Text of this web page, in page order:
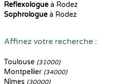
Reflexologue à Rodez
Sophrologue à Rodez
Affinez votre recherche :
Toulouse (31000)
Montpellier (34000)
Nîmes (30000)